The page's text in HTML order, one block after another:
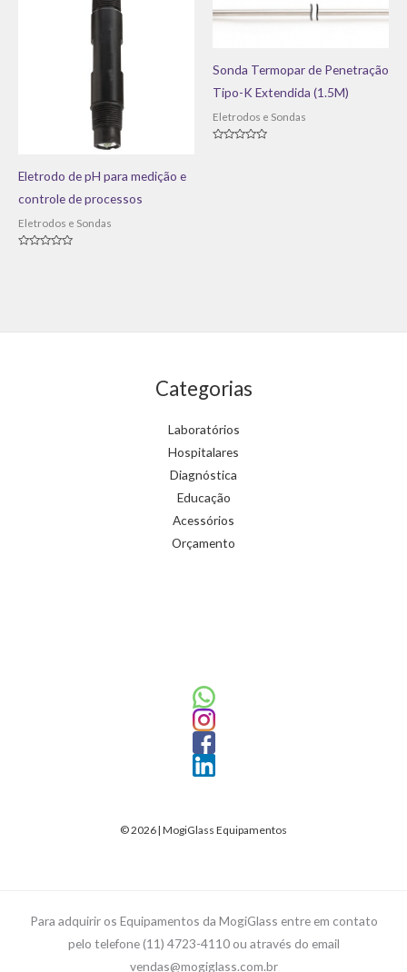
Eletrodo de pH para medição e
controle de processos
Eletrodos e Sondas
Sonda Termopar de Penetração
Tipo-K Extendida (1.5M)
Eletrodos e Sondas
Categorias
Laboratórios
Hospitalares
Diagnóstica
Educação
Acessórios
Orçamento
© 2026 | MogiGlass Equipamentos
Para adquirir os Equipamentos da MogiGlass entre em contato
pelo telefone (11) 4723-4110 ou através do email
vendas@mogiglass.com.br